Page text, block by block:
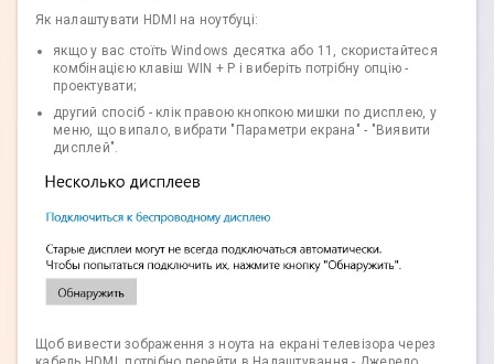
Як налаштувати HDMI на ноутбуці:
якщо у вас стоїть Windows десятка або 11, скористайтеся
комбінацією клавіш WIN + P і виберіть потрібну опцію -
проектувати;
другий спосіб - клік правою кнопкою мишки по дисплею, у
меню, що випало, вибрати "Параметри екрана" - "Виявити
дисплей".
Щоб вивести зображення з ноута на екрані телевізора через